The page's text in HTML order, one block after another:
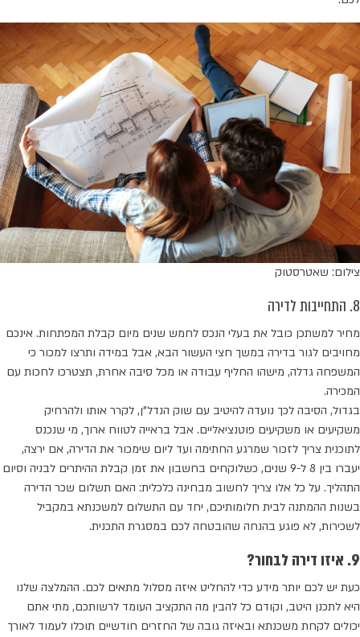
צילום: שאטרסטוק
8. התחייבות לדירה
מחיר למשתכן כובל את בעלי הנכס לחמש שנים מיום קבלת המפתחות. אינכם
מחויבים לגור בדירה במשך חצי העשור הבא, אבל במידה ותרצו למכור כי
המשפחה גדלה, מישהו החליף עבודה או מכל סיבה אחרת, תצטרכו לחכות עם
המכירה.
בגדול, הסיבה לכך נועדה להיטיב עם שוק הנדל"ן, לקרר אותו ולהרחיק
משקיעים או משקיעים פוטנציאליים. אבל בראייה לטווח ארוך, מי שנכנס
לתוכנית צריך לזכור שמרגע החתימה ועד ליום שימכור את הדירה, אם ירצה,
יעברו בין 8 ל-9 שנים, כשלוקחים בחשבון את זמן קבלת ההיתרים לבניה וסיום
התהליך. על כל אלו צריך לחשוב מבחינה כלכלית: האם תשלום שכר הדירה
בשנות ההמתנה לבית חלומותיכם, יחד עם התשלום למשכנתא במקביל
לשכירות, לא פוגע בהנחה שהובטחה לכם במסגרת התכנית.
9. איזו דירה לבחור?
כעת יש לכם יותר מידע כדי להחליט איזה מסלול מתאים לכם. ההמלצה שלנו
היא לתכנן היטב, וקודם כל להבין מה התקציב העומד לרשותכם, מתי אתם
יכולים לקחת משכנתא ובאיזה גובה של החזרים חודשיים תוכלו לעמוד לאורך